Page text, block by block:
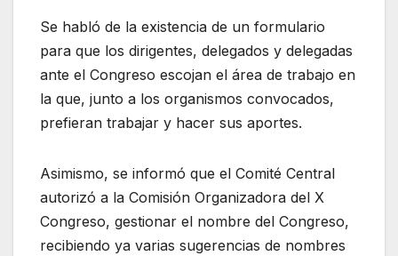
Se habló de la existencia de un formulario
para que los dirigentes, delegados y delegadas
ante el Congreso escojan el área de trabajo en
la que, junto a los organismos convocados,
prefieran trabajar y hacer sus aportes.
Asimismo, se informó que el Comité Central
autorizó a la Comisión Organizadora del X
Congreso, gestionar el nombre del Congreso,
recibiendo ya varias sugerencias de nombres